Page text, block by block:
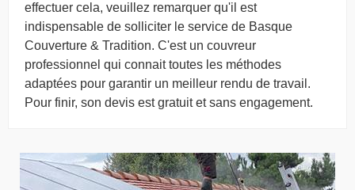
effectuer cela, veuillez remarquer qu'il est
indispensable de solliciter le service de Basque
Couverture & Tradition. C'est un couvreur
professionnel qui connait toutes les méthodes
adaptées pour garantir un meilleur rendu de travail.
Pour finir, son devis est gratuit et sans engagement.